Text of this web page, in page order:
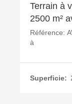
Terrain à
2500 m²
Référence:
à
Superficie: